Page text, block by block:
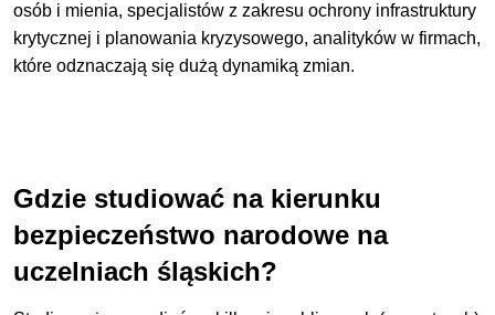
osób i mienia, specjalistów z zakresu ochrony infrastruktury
krytycznej i planowania kryzysowego, analityków w firmach,
które odznaczają się dużą dynamiką zmian.
Gdzie studiować na kierunku
bezpieczeństwo narodowe na
uczelniach śląskich?